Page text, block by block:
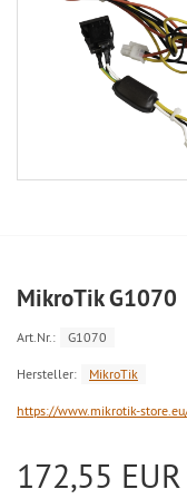
MikroTik G1070
Art.Nr.: G1070
Hersteller: MikroTik
https://www.mikrotik-
172,55 EUR